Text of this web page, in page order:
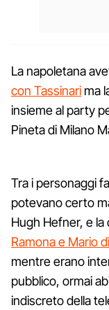
La napoletana
con Tassinari ma
insieme al party
Pineta di Milano
Tra i personaggi
potevano certo
Hugh Hefner, e
Ramona e Mario
mentre erano
pubblico, ormai
indiscreto della